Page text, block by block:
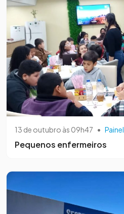
13 de outubro às 09h47 • Painel
Pequenos enfermeiros